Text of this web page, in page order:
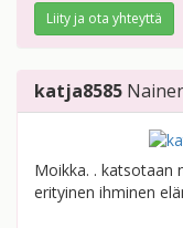
Liity ja ota yhteyttä
katja8585
Moikka. . katsotaan
erityinen ihminen